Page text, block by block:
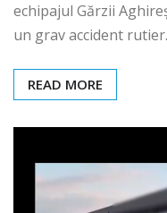
echipajul Gărzii
un grav accident
READ MORE